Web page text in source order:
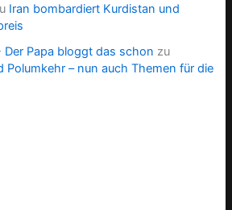
Iran bombardiert Kurdistan und
Der Papa bloggt das schon zu
Polumkehr – nun auch Themen für die